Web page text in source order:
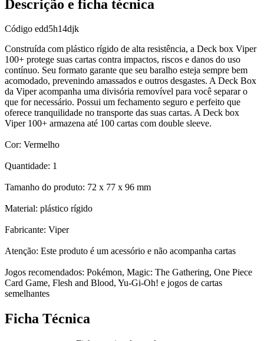
Descrição e ficha técnica
Código edd5h14djk
Construída com plástico rígido de alta resistência, a Deck box Viper
100+ protege suas cartas contra impactos, riscos e danos do uso
contínuo. Seu formato garante que seu baralho esteja sempre bem
acomodado, prevenindo amassados e outros desgastes. A Deck Box
da Viper acompanha uma divisória removível para você separar o
que for necessário. Possui um fechamento seguro e perfeito que
oferece tranquilidade no transporte das suas cartas. A Deck box
Viper 100+ armazena até 100 cartas com double sleeve.
Cor: Vermelho
Quantidade: 1
Tamanho do produto: 72 x 77 x 96 mm
Material: plástico rígido
Fabricante: Viper
Atenção: Este produto é um acessório e não acompanha cartas
Jogos recomendados: Pokémon, Magic: The Gathering, One Piece
Card Game, Flesh and Blood, Yu-Gi-Oh! e jogos de cartas
semelhantes
Ficha Técnica